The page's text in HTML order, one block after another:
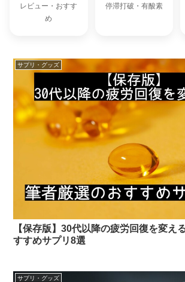
レビュー・おすす
め
停滞打破・有酸素
サプリ・グッズ
【保存版】30代以降の疲労回復を変え
すすめサプリ8選
サプリ・グッズ